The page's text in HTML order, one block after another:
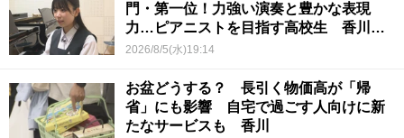
門・第一位！力強い演奏と豊かな表現
力…ピアニストを目指す高校生 香川
【青春のキセキ】
2026/8/5(水)19:14
お盆どうする？ 長引く物価高が「帰
省」にも影響 自宅で過ごす人向けに新
たなサービスも 香川